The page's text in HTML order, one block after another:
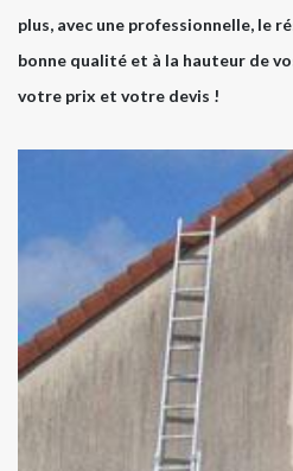
plus, avec une professionnelle, le
bonne qualité et à la hauteur de
votre prix et votre devis !